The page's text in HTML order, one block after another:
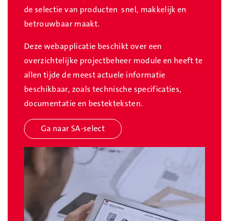
de selectie van producten snel, makkelijk en
betrouwbaar maakt.
Deze webapplicatie beschikt over een
overzichtelijke projectbeheer module en heeft te
allen tijde de meest actuele informatie
beschikbaar, zoals technische specificaties,
documentatie en bestekteksten.
Ga naar SA-select